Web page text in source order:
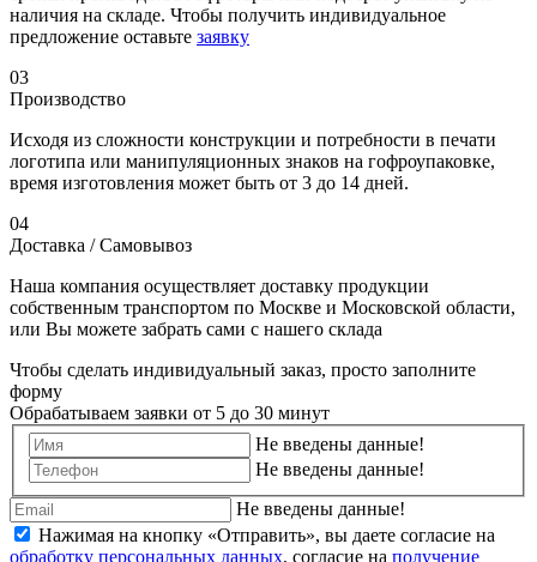
наличия на складе. Чтобы получить индивидуальное
предложение оставьте заявку
03
Производство
Исходя из сложности конструкции и потребности в печати
логотипа или манипуляционных знаков на гофроупаковке,
время изготовления может быть от 3 до 14 дней.
04
Доставка / Самовывоз
Наша компания осуществляет доставку продукции
собственным транспортом по Москве и Московской области,
или Вы можете забрать сами с нашего склада
Чтобы сделать индивидуальный заказ, просто заполните
форму
Обрабатываем заявки от 5 до 30 минут
Не введены данные!
Не введены данные!
Не введены данные!
Нажимая на кнопку «Отправить», вы даете согласие на
обработку персональных данных, согласие на получение